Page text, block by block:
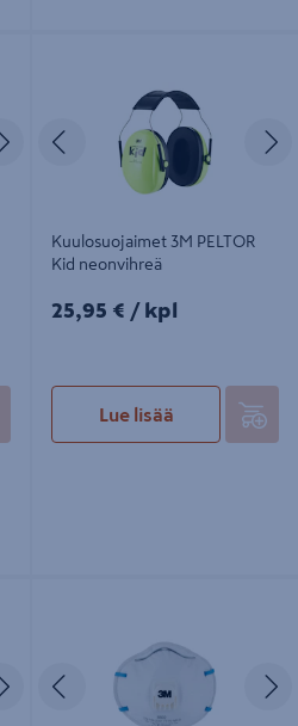
SeuraavaEdellinen
Kuulosuojaimet 3M PELTOR
Kid neonvihreä
25,95€/kpl
25,95 € / kpl
Lue lisää
SeuraavaEdellinen